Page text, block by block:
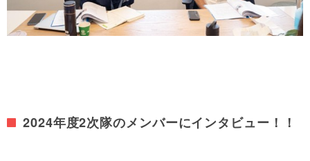
2024年度2次隊のメンバーにインタビュー！！